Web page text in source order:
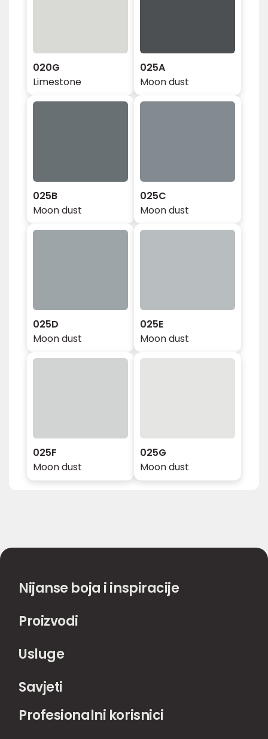
020G
Limestone
025A
Moon dust
025B
Moon dust
025C
Moon dust
025D
Moon dust
025E
Moon dust
025F
Moon dust
025G
Moon dust
Nijanse boja i inspiracije
Proizvodi
Usluge
Savjeti
Profesionalni korisnici